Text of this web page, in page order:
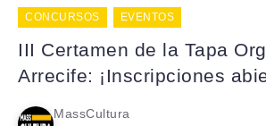
CONCURSOS EVENTOS
III Certamen de la Tapa
Arrecife: ¡Inscripciones
MassCultura